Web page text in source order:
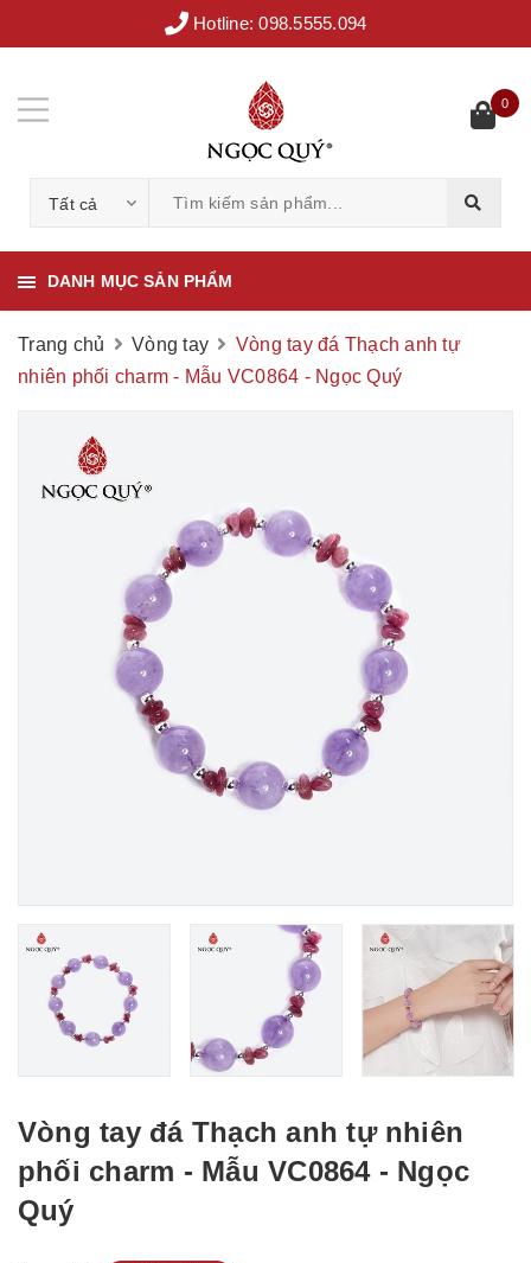
Hotline:098.5555.094
Tất cả
0
DANH MỤC SẢN PHẨM
Trang chủ Vòng tay
Vòng tay đá Thạch anh tự
nhiên phối charm - Mẫu VC0864 - Ngọc Quý
Vòng tay đá Thạch anh tự nhiên
phối charm - Mẫu VC0864 - Ngọc
Quý